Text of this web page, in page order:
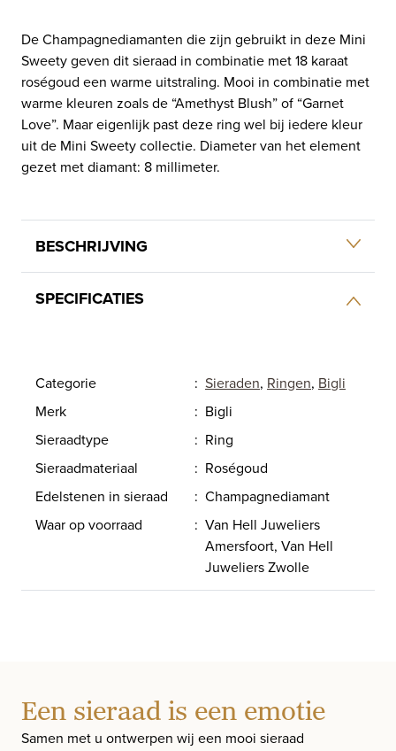
De Champagnediamanten die zijn gebruikt in deze Mini
Sweety geven dit sieraad in combinatie met 18 karaat
roségoud een warme uitstraling. Mooi in combinatie met
warme kleuren zoals de “Amethyst Blush” of “Garnet
Love”. Maar eigenlijk past deze ring wel bij iedere kleur
uit de Mini Sweety collectie. Diameter van het element
gezet met diamant: 8 millimeter.
BESCHRIJVING
SPECIFICATIES
Categorie : Sieraden, Ringen, Bigli
Merk
: Bigli
Sieraadtype
: Ring
Sieraadmateriaal
: Roségoud
Edelstenen in sieraad
: Champagnediamant
Waar op voorraad
: Van Hell Juweliers
Amersfoort, Van Hell
Juweliers Zwolle
Een sieraad is een emotie
Samen met u ontwerpen wij een mooi sieraad